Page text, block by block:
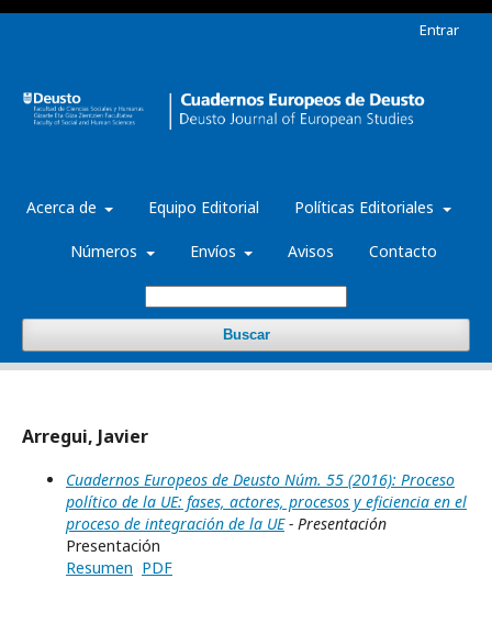
Acerca de Equipo Editorial Políticas Editoriales
Números Envíos Avisos Contacto
Buscar
Entrar
Arregui, Javier
Cuadernos Europeos de Deusto Núm. 55 (2016): Proceso
político de la UE: fases, actores, procesos y eficiencia en el
proceso de integración de la UE- Presentación
Presentación
Resumen PDF